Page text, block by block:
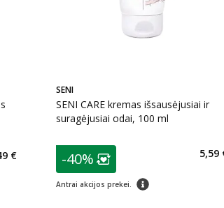
nuolaida:
€
SENI
SENI CARE kremas išsausėjusiai ir
suragėjusiai odai, 100 ml
patarimas
Lojalumo klubo
-40%
Antrai akcijos prekei. patarimas
5,59